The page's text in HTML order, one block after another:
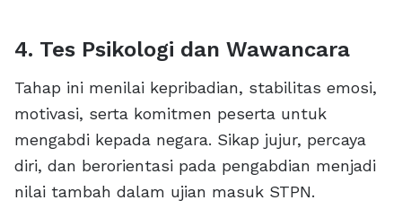
4. Tes Psikologi dan Wawancara
Tahap ini menilai kepribadian, stabilitas emosi,
motivasi, serta komitmen peserta untuk
mengabdi kepada negara. Sikap jujur, percaya
diri, dan berorientasi pada pengabdian menjadi
nilai tambah dalam ujian masuk STPN.